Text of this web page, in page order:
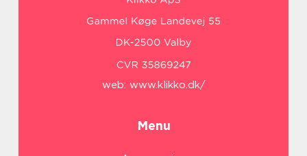
web: www.klikko.dk/
Menu